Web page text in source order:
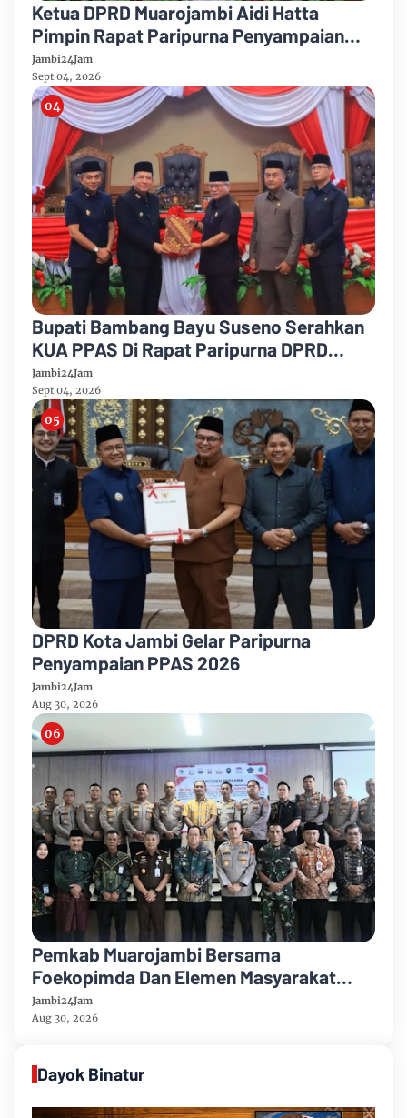
Ketua DPRD Muarojambi Aidi Hatta
Pimpin Rapat Paripurna Penyampaian
Rancangan Perubahan KUA-PPAS Tahun
Anggaran 2026
Jambi24Jam
Sept 04, 2026
Bupati Bambang Bayu Suseno Serahkan
KUA PPAS Di Rapat Paripurna DPRD
Muarojambi
Jambi24Jam
Sept 04, 2026
DPRD Kota Jambi Gelar Paripurna
Penyampaian PPAS 2026
Jambi24Jam
Aug 30, 2026
Pemkab Muarojambi Bersama
Foekopimda Dan Elemen Masyarakat
Menyatakan Sikap Dengan Tegas Tolak
Keberadaan Geng Motor
Jambi24Jam
Aug 30, 2026
Dayok Binatur